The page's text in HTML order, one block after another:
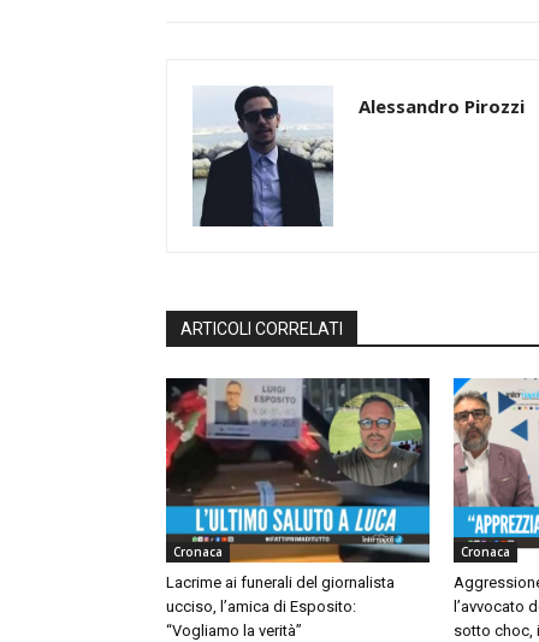
Usa i tasti freccia su/giù per aumentare
Alessandro Pirozzi
ARTICOLI CORRELATI
Cronaca
Lacrime ai funerali del giornalista
ucciso, l’amica di Esposito:
“Vogliamo la verità”
Cronaca
l’avvocato
sotto choc,